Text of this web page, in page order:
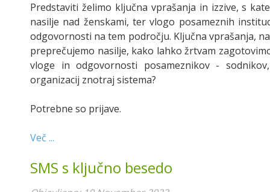
Predstaviti želimo ključna vprašanja in izzive, s
nasilje nad ženskami, ter vlogo posameznih
odgovornosti na tem področju. Ključna vprašanja,
preprečujemo nasilje, kako lahko žrtvam
vloge in odgovornosti posameznikov -
organizacij znotraj sistema?
Potrebne so prijave.
Več ...
SMS s ključno besedo